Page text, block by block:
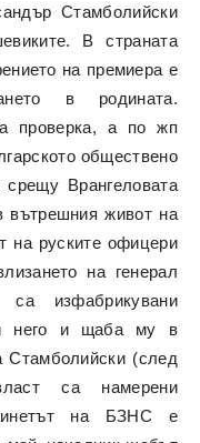
Стамболийски
В страната
на премиера е
в родината.
проверка, а по жп
обществено
срещу Врангеловата
вътрешния живот на
на руските офицери
на генерал
изфабрикувани
него и щаба му в
Стамболийски (след
са намерени
на БЗНС е